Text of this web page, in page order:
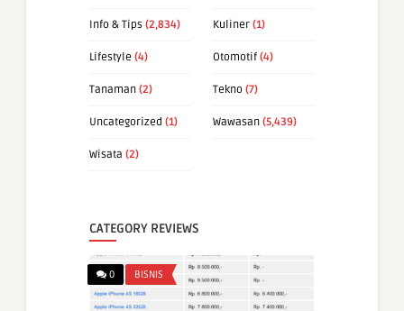
Info & Tips (2,834) Kuliner (1)
Lifestyle (4) Otomotif (4)
Tanaman (2) Tekno (7)
Uncategorized (1) Wawasan (5,439)
Wisata (2)
CATEGORY REVIEWS
0 BISNIS